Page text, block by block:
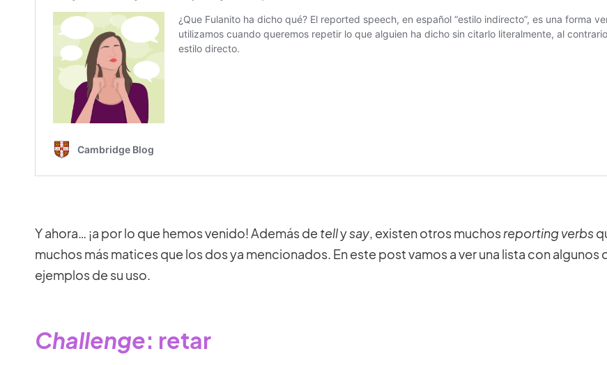
Y ahora… ¡a por lo que hemos venido! Además de tellysay, existen otros muchosreporting verbs
muchos más matices que los dos ya mencionados. En este post vamos a ver una lista con algunos
ejemplos de su uso.
Challenge: retar